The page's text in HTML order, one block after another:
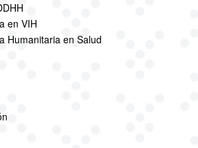
en VIH
Humanitaria en Salud